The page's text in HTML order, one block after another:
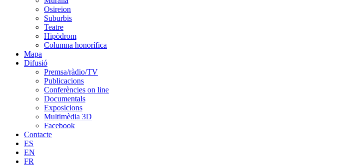
Osireion
Suburbis
Teatre
Hipòdrom
Columna honorífica
Mapa
Difusió
Premsa/ràdio/TV
Publicacions
Conferències on line
Documentals
Exposicions
Multimèdia 3D
Facebook
Contacte
ES
EN
FR